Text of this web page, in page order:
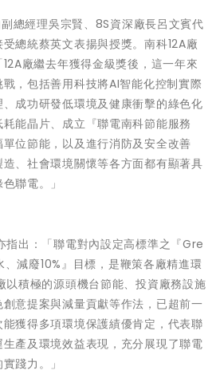
總經理吳宗賢、8S資深廠長呂文賓代
總統蔡英文表揚與授獎。南科12A廠
廠繼去年獲得金級獎後，這一年來
，包括善用科技將AI智能化控制實際
成功研發低環境及健康衝擊的綠色化
能晶片、成立『聯電南科節能服務
位節能，以及進行消防及安全改善
、社會環境關懷等各方面都有顯著具
聯電。」
指出：「聯電對內設定高標準之『Gre
減廢10%』目標，是鞭策各廠精進環
以積極的源頭機台節能、投資廠務設施
意提案與減量貢獻等作法，已超前一
獲得多項環境保護績優肯定，代表聯
產及環境效益表現，充分展現了聯電
踐力。」